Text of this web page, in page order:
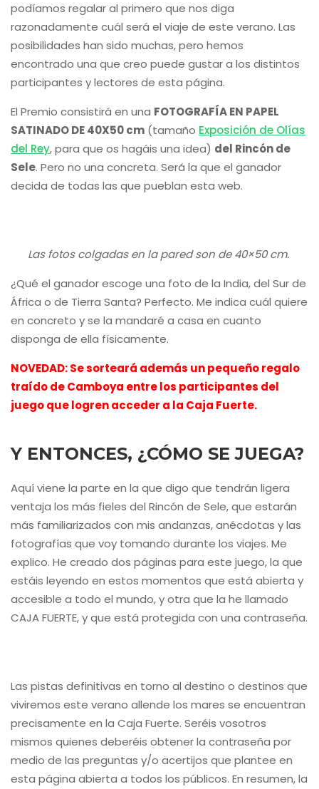
podíamos regalar al primero que nos diga
razonadamente cuál será el viaje de este verano. Las
posibilidades han sido muchas, pero hemos
encontrado una que creo puede gustar a los distintos
participantes y lectores de esta página.
El Premio consistirá en una FOTOGRAFÍA EN PAPEL
SATINADO DE 40X50 cm (tamaño Exposición de Olías
del Rey, para que os hagáis una idea) del Rincón de
Sele. Pero no una concreta. Será la que el ganador
decida de todas las que pueblan esta web.
Las fotos colgadas en la pared son de 40×50 cm.
¿Qué el ganador escoge una foto de la India, del Sur de
África o de Tierra Santa? Perfecto. Me indica cuál quiere
en concreto y se la mandaré a casa en cuanto
disponga de ella físicamente.
NOVEDAD: Se sorteará además un pequeño regalo
traído de Camboya entre los participantes del
juego que logren acceder a la Caja Fuerte.
Y ENTONCES, ¿CÓMO SE JUEGA?
Aquí viene la parte en la que digo que tendrán ligera
ventaja los más fieles del Rincón de Sele, que estarán
más familiarizados con mis andanzas, anécdotas y las
fotografías que voy tomando durante los viajes. Me
explico. He creado dos páginas para este juego, la que
estáis leyendo en estos momentos que está abierta y
accesible a todo el mundo, y otra que la he llamado
CAJA FUERTE, y que está protegida con una contraseña.
Las pistas definitivas en torno al destino o destinos que
viviremos este verano allende los mares se encuentran
precisamente en la Caja Fuerte. Seréis vosotros
mismos quienes deberéis obtener la contraseña por
medio de las preguntas y/o acertijos que plantee en
esta página abierta a todos los públicos. En resumen, la